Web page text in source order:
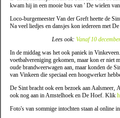
kwam hij in een mooie bus van ' De wielen
Loco-burgemeester Van der Greft heette de
Na veel liedjes en dansjes kon iedereen met
Lees ook: Vanaf 10
In de middag was het ook paniek in
voetbalvereniging gekomen, maar kon er niet
oude brandweerwagen aan, maar konden de
van Vinkeen die speciaal een hoogwerker
De Sint bracht ook een bezoek aan Aalsmeer,
ook nog aan in Amstelhoek en De Hoef. Klik
Foto's van sommige intochten staan al online